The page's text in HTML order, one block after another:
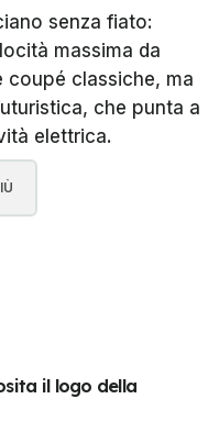
senza fiato:
massima da
coupé classiche, ma
che punta a
elettrica.
il logo della